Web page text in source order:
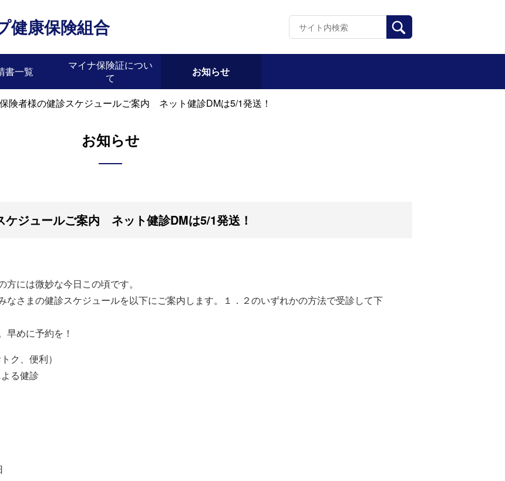
健康保険組合
書一覧
マイナ保険証につい
て
お知らせ
険者様の健診スケジュールご案内 ネット健診DMは5/1発送！
お知らせ
ケジュールご案内 ネット健診DMは5/1発送！
には微妙な今日この頃です。
なさまの健診スケジュールを以下にご案内します。１．２のいずれかの方法で受診して下
早めに予約を！
ク、便利）
る健診